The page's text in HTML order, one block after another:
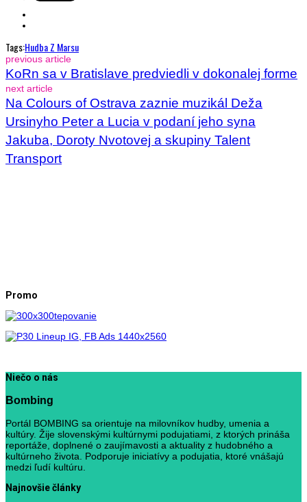
Tags:Hudba Z Marsu
previous article
KoRn sa v Bratislave predviedli v dokonalej forme
next article
Na Colours of Ostrava zaznie muzikál Deža
Ursinyho Peter a Lucia v podaní jeho syna
Jakuba, Doroty Nvotovej a skupiny Talent
Transport
Promo
Niečo o nás
Bombing
Portál BOMBING sa orientuje na milovníkov hudby, umenia a
kultúry. Žije slovenskými kultúrnymi podujatiami, z ktorých prináša
reportáže, doplnené o zaujímavosti a aktuality z hudobného a
kultúrneho života. Podporuje iniciatívy a podujatia, ktoré vnášajú
medzi ľudí kultúru.
Najnovšie články